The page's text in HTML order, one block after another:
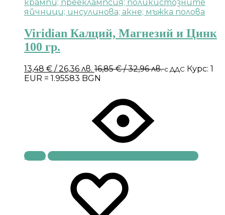
Viridian Калций, Магнезий и Цинк
100 гр.
13,48 € / 26,36 лв. 16,85€/ 32,96 лв.с ДДС Курс: 1
EUR = 1.95583 BGN
Купи